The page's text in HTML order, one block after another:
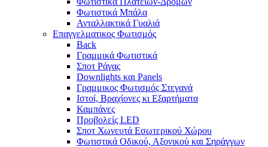
Φωτιστικά Μπάλα
Ανταλλακτικά Γυαλιά
Επαγγελματικος Φωτισμός
Back
Γραμμικά Φωτιστικά
Σποτ Ράγας
Downlights και Panels
Γραμμικος Φωτισμός Στεγανά
Ιστοί, Βραχίονες κι Εξαρτήματα
Καμπάνες
Προβολείς LED
Σποτ Χωνευτά Εσωτερικού Χώρου
Φωτιστικά Οδικού, Αξονικού και Σηράγγων